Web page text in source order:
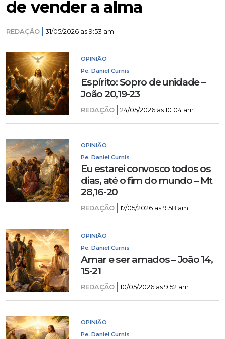
de vender a alma
REDAÇÃO 31/05/2026 as 9:53 am
OPINIÃO
Pe. Daniel Curnis
Espírito: Sopro de unidade –
João 20,19-23
REDAÇÃO 24/05/2026 as 10:04 am
OPINIÃO
Pe. Daniel Curnis
Eu estarei convosco todos os
dias, até o fim do mundo – Mt
28,16-20
REDAÇÃO 17/05/2026 as 9:58 am
OPINIÃO
Pe. Daniel Curnis
Amar e ser amados – João 14,
15-21
REDAÇÃO 10/05/2026 as 9:52 am
OPINIÃO
Pe. Daniel Curnis